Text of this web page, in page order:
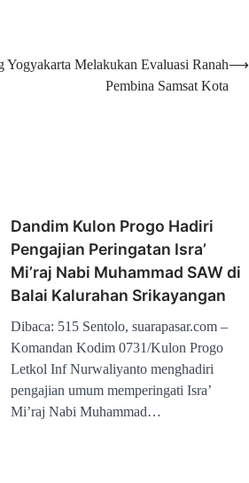
Yogyakarta Melakukan Evaluasi Ranah
Pembina Samsat Kota
⟶
Dandim Kulon Progo Hadiri
Pengajian Peringatan Isra’
Mi’raj Nabi Muhammad SAW di
Balai Kalurahan Srikayangan
Dibaca: 515 Sentolo, suarapasar.com –
Komandan Kodim 0731/Kulon Progo
Letkol Inf Nurwaliyanto menghadiri
pengajian umum memperingati Isra’
Mi’raj Nabi Muhammad…